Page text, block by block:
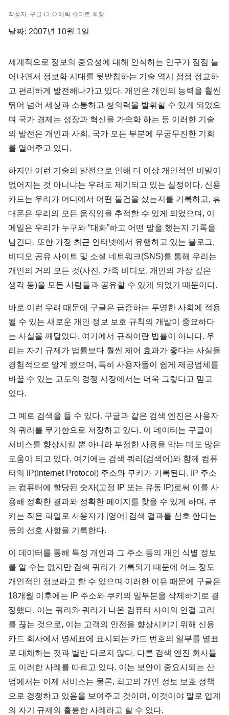
작성자: 구글 CEO 에릭 슈미트 회장
날짜: 2007년 10월 1일
세계적으로 정보의 중요성에 대해 인식하는 인구가 점점 늘
어나면서 정보화 시대를 뒷받침하는 기술 역시 점점 정교하
고 편리하게 발전해나가고 있다. 개인은 개인의 능력을 훨씬
뛰어 넘어 세상과 소통하고 창의력을 발휘할 수 있게 되었으
며 국가 경제는 성장과 혁신을 가속화 하는 등 이러한 기술
의 발전은 개인과 사회, 국가 모든 부분에 무궁무진한 기회
를 열어주고 있다.
하지만 이런 기술의 발전으로 인해 더 이상 개인적인 비밀이
없어지는 것 아니냐는 우려도 제기되고 있는 실정이다. 신용
카드는 우리가 어디에서 어떤 물건을 샀는지를 기록하고, 휴
대폰은 우리의 모든 움직임을 추적할 수 있게 되었으며, 이
메일은 우리가 누구와 “대화”하고 어떤 말을 했는지 기록을
남긴다. 또한 가장 최근 인터넷에서 유행하고 있는 블로그,
비디오 공유 사이트 및 소셜 네트워크(SNS)를 통해 우리는
개인의 거의 모든 것(사진, 가족 비디오, 개인의 가장 깊은
생각 등)을 모든 사람들과 공유할 수 있게 되었기 때문이다.
바로 이런 우려 때문에 구글은 급증하는 투명한 사회에 적용
될 수 있는 새로운 개인 정보 보호 규칙의 개발이 중요하다
는 사실을 깨달았다. 여기에서 규칙이란 법률이 아니다. 우
리는 자기 규제가 법률보다 훨씬 제어 효과가 좋다는 사실을
경험적으로 알게 됐으며, 특히 사용자들이 쉽게 제공업체를
바꿀 수 있는 고도의 경쟁 시장에서는 더욱 그렇다고 믿고
있다.
그 예로 검색을 들 수 있다. 구글과 같은 검색 엔진은 사용자
의 쿼리를 무기한으로 저장하고 있다. 이 데이터는 구글이
서비스를 향상시킬 뿐 아니라 부정한 사용을 막는 데도 많은
도움이 되고 있다. 여기에는 검색 쿼리(검색어)와 함께 컴퓨
터의 IP(Internet Protocol) 주소와 쿠키가 기록된다. IP 주소
는 컴퓨터에 할당된 숫자(고정 IP 또는 유동 IP)로써 이를 사
용해 정확한 결과와 정확한 페이지를 찾을 수 있게 하며, 쿠
키는 작은 파일로 사용자가 [영어] 검색 결과를 선호 한다는
등의 선호 사항을 기록한다.
이 데이터를 통해 특정 개인과 그 주소 등의 개인 식별 정보
를 알 수는 없지만 검색 쿼리가 기록되기 때문에 어느 정도
개인적인 정보라고 할 수 있으며 이러한 이유 때문에 구글은
18개월 이후에는 IP 주소와 쿠키의 일부분을 삭제하기로 결
정했다. 이는 쿼리와 쿼리가 나온 컴퓨터 사이의 연결 고리
를 끊는 것으로, 이는 고객의 안전을 향상시키기 위해 신용
카드 회사에서 명세표에 표시되는 카드 번호의 일부를 별표
로 대체하는 것과 별반 다르지 않다. 다른 검색 엔진 회사들
도 이러한 사례를 따르고 있다. 이는 보안이 중요시되는 산
업에서는 이제 서비스는 물론, 최고의 개인 정보 보호 정책
으로 경쟁하고 있음을 보여주고 것이며, 이것이야 말로 업계
의 자기 규제의 훌륭한 사례라고 할 수 있다.